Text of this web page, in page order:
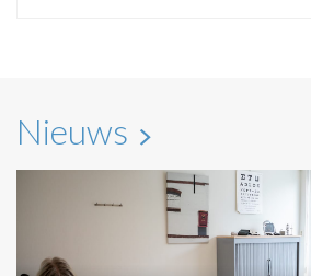
Nieuws